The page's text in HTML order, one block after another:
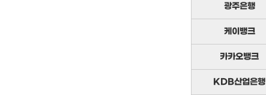
광주은행
케이뱅크
카카오뱅크
KDB산업은행